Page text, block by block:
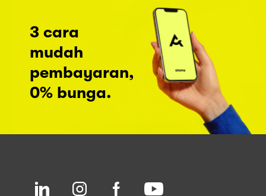
3 cara
mudah
pembayaran,
0% bunga.